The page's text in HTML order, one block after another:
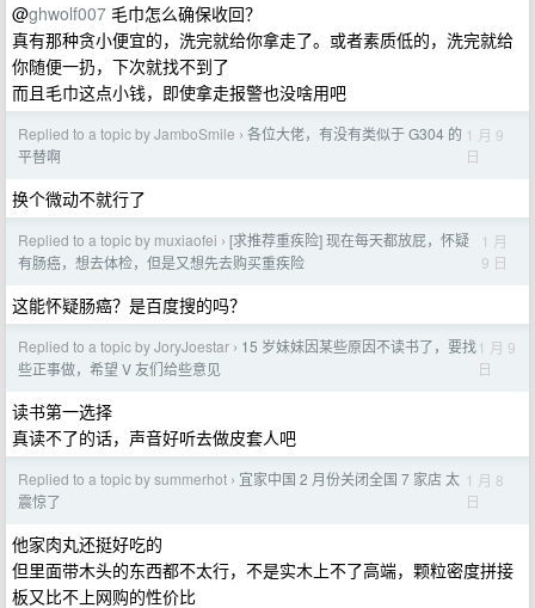
@ghwolf007 毛巾怎么确保收回？
真有那种贪小便宜的，洗完就给你拿走了。或者素质低的，洗完就给
你随便一扔，下次就找不到了
而且毛巾这点小钱，即使拿走报警也没啥用吧
Replied to a topic by JamboSmile › 各位大佬，有没有类似于 G304 的
平替啊
1 月 9
日
换个微动不就行了
Replied to a topic by muxiaofei › [求推荐重疾险] 现在每天都放屁，怀疑
有肠癌，想去体检，但是又想先去购买重疾险
1 月
9 日
这能怀疑肠癌？是百度搜的吗？
Replied to a topic by JoryJoestar › 15 岁妹妹因某些原因不读书了，要找
些正事做，希望 V 友们给些意见
1 月 9
日
读书第一选择
真读不了的话，声音好听去做皮套人吧
Replied to a topic by summerhot › 宜家中国 2 月份关闭全国 7 家店 太
震惊了
1 月 8
日
他家肉丸还挺好吃的
但里面带木头的东西都不太行，不是实木上不了高端，颗粒密度拼接
板又比不上网购的性价比